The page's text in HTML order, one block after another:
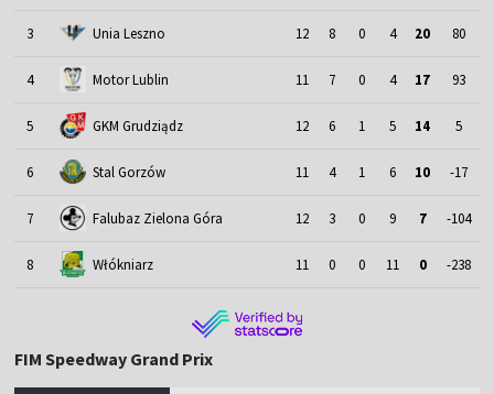
3 Unia Leszno 12 8 0 4 20 80
4 Motor Lublin 11 7 0 4 17 93
5 GKM Grudziądz 12 6 1 5 14 5
6 Stal Gorzów 11 4 1 6 10 -17
7 Falubaz Zielona Góra 12 3 0 9 7 -104
8 Włókniarz 11 0 0 11 0 -238
FIM Speedway Grand Prix